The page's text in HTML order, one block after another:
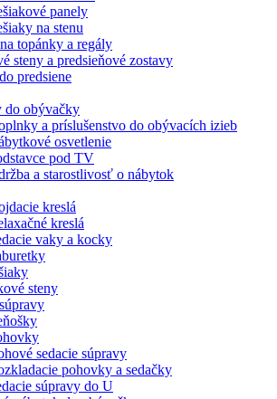
panely
na stenu
topánky a regály
steny a predsieňové zostavy
predsiene
do obývačky
a príslušenstvo do obývacích izieb
osvetlenie
pod TV
a starostlivosť o nábytok
kreslá
kreslá
vaky a kocky
steny
sedacie súpravy
pohovky a sedačky
súpravy do U